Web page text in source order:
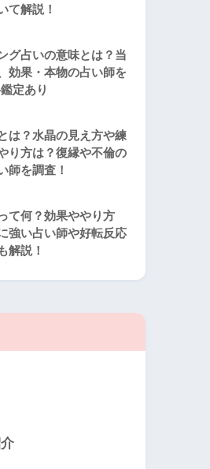
て解説！
グ占いの意味とは？当
効果・本物の占い師を
定あり
は？水晶の見え方や練
り方は？復縁や不倫の
師を調査！
て何？効果ややり方
強い占い師や好転反応
解説！